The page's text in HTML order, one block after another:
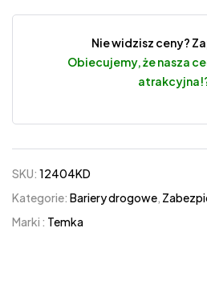
Nie widzisz ceny?
Obiecujemy, że nasza
SKU: 12404KD
Kategorie: Bariery drogowe,
Marki : Temka